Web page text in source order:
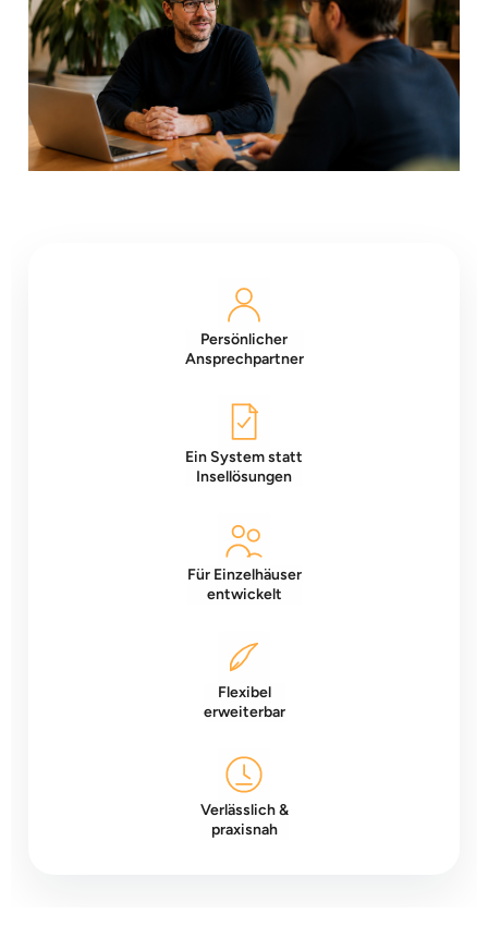
Persönlicher
Ansprechpartner
Ein System statt
Insellösungen
Für Einzelhäuser
entwickelt
Flexibel
erweiterbar
Verlässlich &
praxisnah